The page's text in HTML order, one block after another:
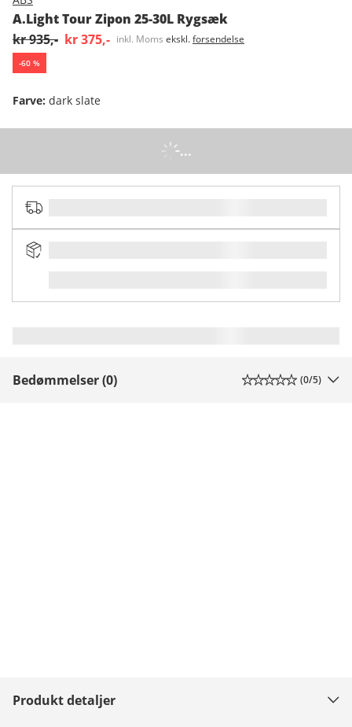
A.Light Tour Zipon 25-30L Rygsæk
kr 935,- kr 375,- inkl. Moms ekskl.forsendelse
-60 %
Farve: dark slate
...
Bedømmelser (0) (0/5)
Produkt detaljer